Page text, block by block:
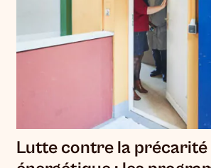
Lutte contre la précarité